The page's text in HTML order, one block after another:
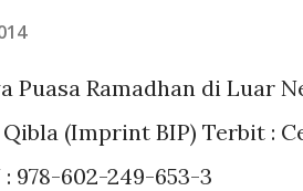
Puasa Ramadhan di Luar
(Imprint BIP) Terbit :
: 978-602-249-653-3